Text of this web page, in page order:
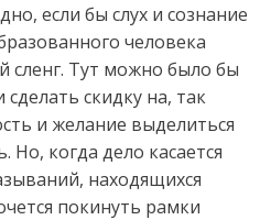
если бы слух и сознание
человека
сленг. Тут можно было бы
скидку на, так
и желание выделиться
Но, когда дело касается
находящихся
покинуть рамки